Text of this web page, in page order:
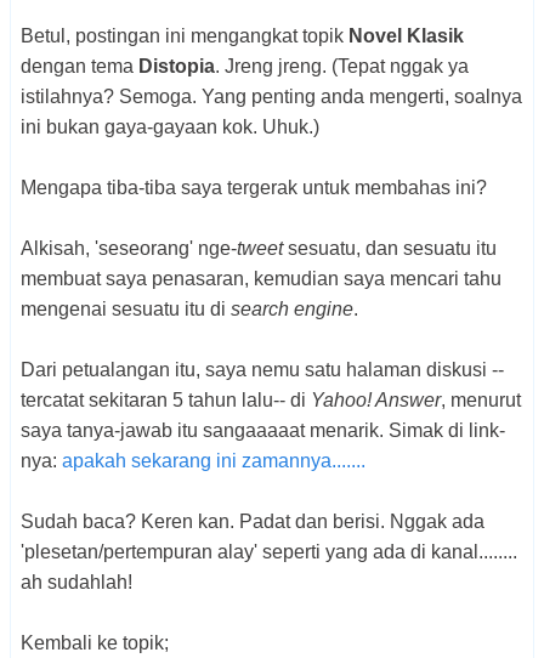
Betul, postingan ini mengangkat topik Novel Klasik
dengan tema Distopia. Jreng jreng. (Tepat nggak ya
istilahnya? Semoga. Yang penting anda mengerti, soalnya
ini bukan gaya-gayaan kok. Uhuk.)
Mengapa tiba-tiba saya tergerak untuk membahas ini?
Alkisah, 'seseorang' nge-tweetsesuatu, dan sesuatu itu
membuat saya penasaran, kemudian saya mencari tahu
mengenai sesuatu itu di search engine.
Dari petualangan itu, saya nemu satu halaman diskusi --
tercatat sekitaran 5 tahun lalu-- di Yahoo! Answer, menurut
saya tanya-jawab itu sangaaaaat menarik. Simak di link-
nya: apakah sekarang ini zamannya.......
Sudah baca? Keren kan. Padat dan berisi. Nggak ada
'plesetan/pertempuran alay' seperti yang ada di kanal........
ah sudahlah!
Kembali ke topik;